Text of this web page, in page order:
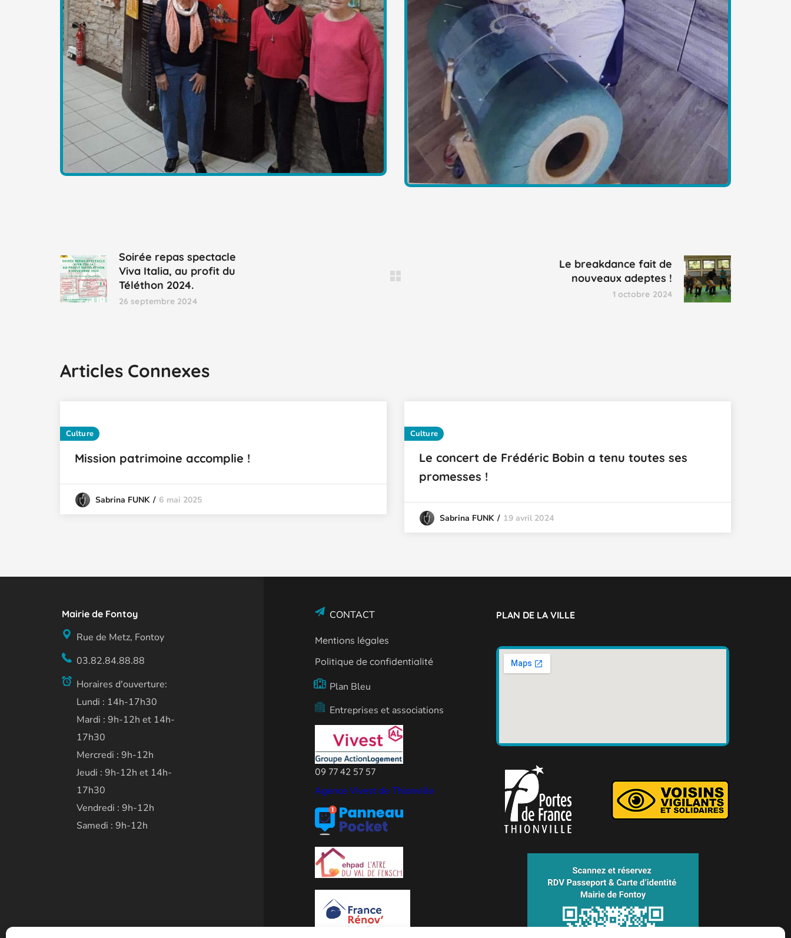
Soirée repas spectacle
Viva Italia, au profit du
Téléthon 2024.
26 septembre 2024
Le breakdance fait de
nouveaux adeptes !
1 octobre 2024
Articles Connexes
Culture
Mission patrimoine accomplie !
Sabrina FUNK 6 mai 2025
Culture
Le concert de Frédéric Bobin a tenu toutes ses
promesses !
Sabrina FUNK 19 avril 2024
Mairie de Fontoy
Rue de Metz, Fontoy
03.82.84.88.88
Horaires d'ouverture:
Lundi : 14h-17h30
Mardi : 9h-12h et 14h-
17h30
Mercredi : 9h-12h
Jeudi : 9h-12h et 14h-
17h30
Vendredi : 9h-12h
Samedi : 9h-12h
CONTACT
Mentions légales
Politique de confidentialité
Plan Bleu
Entreprises et associations
09 77 42 57 57
Agence Vivest de Thionville
PLAN DE LA VILLE